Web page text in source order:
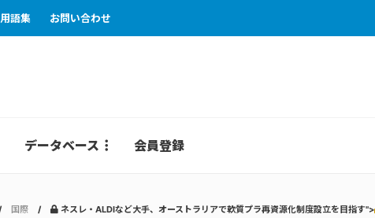
用語集 お問い合わせ
データベース 会員登録
国際 ネスレ・ALDIなど大手、オーストラリアで軟質プラ再資源化制度設立を目指す">